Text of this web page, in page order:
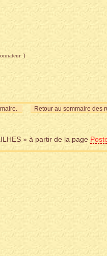
)
Retour au sommaire des
» à partir de la page